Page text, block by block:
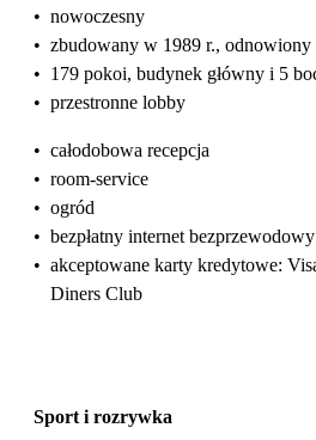
• nowoczesny
• zbudowany w 1989 r., odnowiony
• 179 pokoi, budynek główny i 5
• przestronne lobby
• całodobowa recepcja
• room-service
• ogród
• bezpłatny internet
• akceptowane karty kredytowe:
Diners Club
Sport i rozrywka